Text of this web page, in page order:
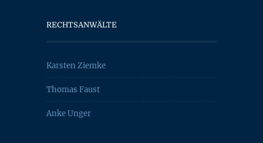
RECHTSANWÄLTE
Karsten Ziemke
Thomas Faust
Anke Unger